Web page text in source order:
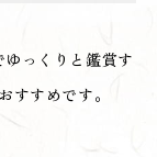
っくりと鑑賞す
すすめです。